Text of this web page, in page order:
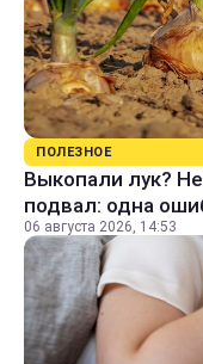
ПОЛЕЗНОЕ
Выкопали лук?
подвал: одна
06 августа 2026, 14:53